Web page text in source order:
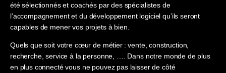
été sélectionnés et coachés par des spécialistes de
l’accompagnement et du développement logiciel qu’ils seront
capables de mener vos projets à bien.
Quels que soit votre cœur de métier : vente, construction,
recherche, service à la personne, …. Dans notre monde de plus
en plus connecté vous ne pouvez pas laisser de côté